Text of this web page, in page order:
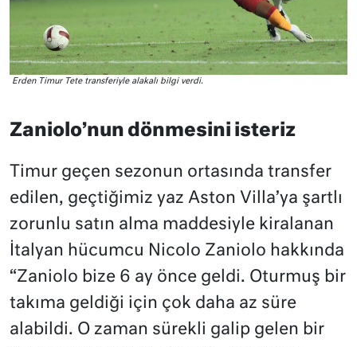
Erden Timur Tete transferiyle alakalı bilgi verdi.
Zaniolo’nun dönmesini isteriz
Timur geçen sezonun ortasında transfer
edilen, geçtiğimiz yaz Aston Villa’ya şartlı
zorunlu satın alma maddesiyle kiralanan
İtalyan hücumcu Nicolo Zaniolo hakkında
“Zaniolo bize 6 ay önce geldi. Oturmuş bir
takıma geldiği için çok daha az süre
alabildi. O zaman sürekli galip gelen bir